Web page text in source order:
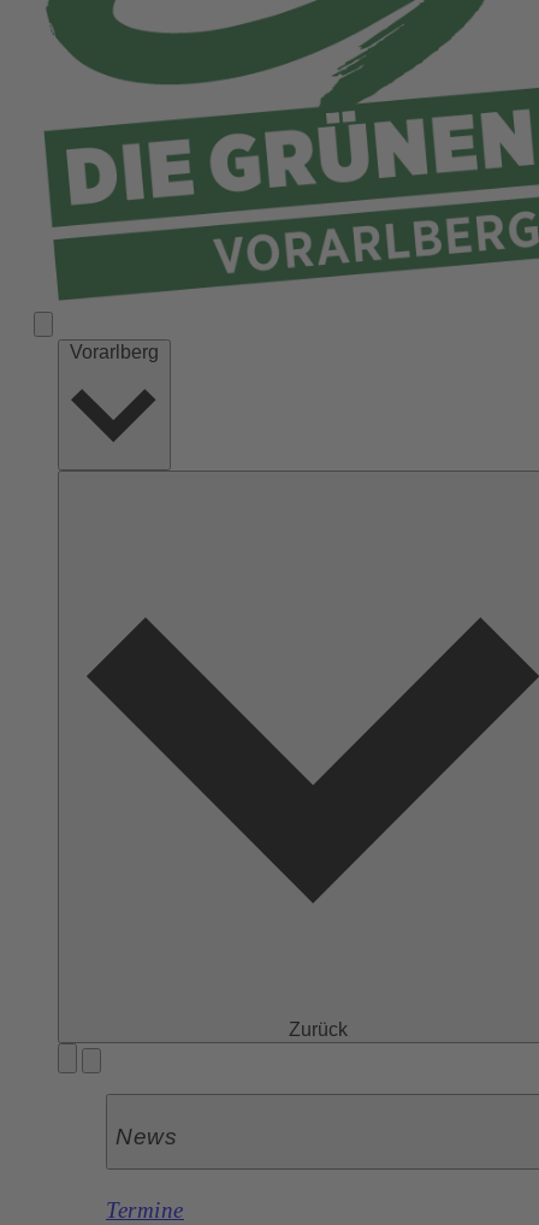
Vorarlberg
Zurück
News
Termine